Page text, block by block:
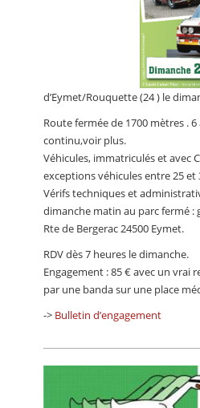
d’Eymet/Rouquette (24 ) le
Route fermée de 1700 mètres .
continu,voir plus.
Véhicules, immatriculés et avec
exceptions véhicules entre 25 et
Vérifs techniques et
dimanche matin au parc fermé :
Rte de Bergerac 24500 Eymet.
RDV dès 7 heures le dimanche.
Engagement : 85 € avec un vrai
par une banda sur une place
-> Bulletin d’engagement